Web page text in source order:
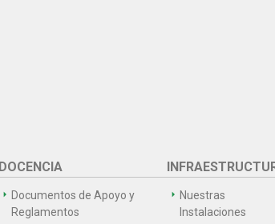
DOCENCIA
Documentos de Apoyo y
Reglamentos
Nuestras
Instalaciones